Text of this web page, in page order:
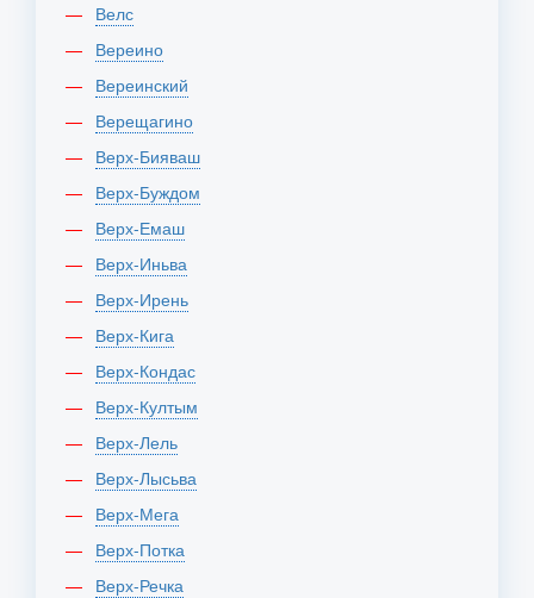
Велс
Вереино
Вереинский
Верещагино
Верх-Бияваш
Верх-Буждом
Верх-Емаш
Верх-Иньва
Верх-Ирень
Верх-Кига
Верх-Кондас
Верх-Култым
Верх-Лель
Верх-Лысьва
Верх-Мега
Верх-Потка
Верх-Речка